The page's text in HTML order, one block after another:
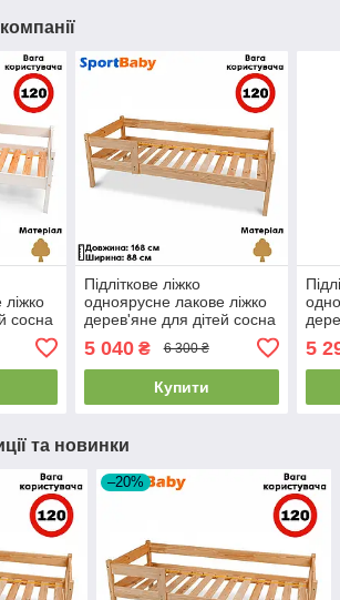
сосна
Підліткове ліжко
одноярусне лакове ліжко
дерев'яне для дітей сосна
(80х160см)
5 040₴ 6 300 ₴
Купити
5
та новинки
–20%